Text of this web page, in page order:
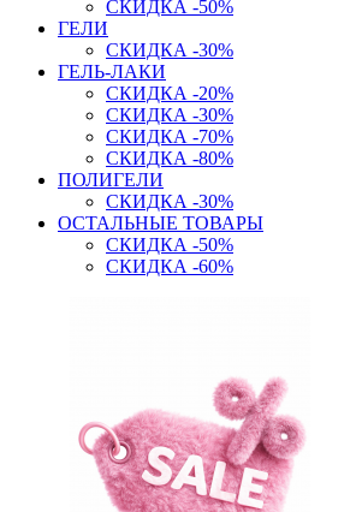
СКИДКА -50%
ГЕЛИ
СКИДКА -30%
ГЕЛЬ-ЛАКИ
СКИДКА -20%
СКИДКА -30%
СКИДКА -70%
СКИДКА -80%
ПОЛИГЕЛИ
СКИДКА -30%
ОСТАЛЬНЫЕ ТОВАРЫ
СКИДКА -50%
СКИДКА -60%